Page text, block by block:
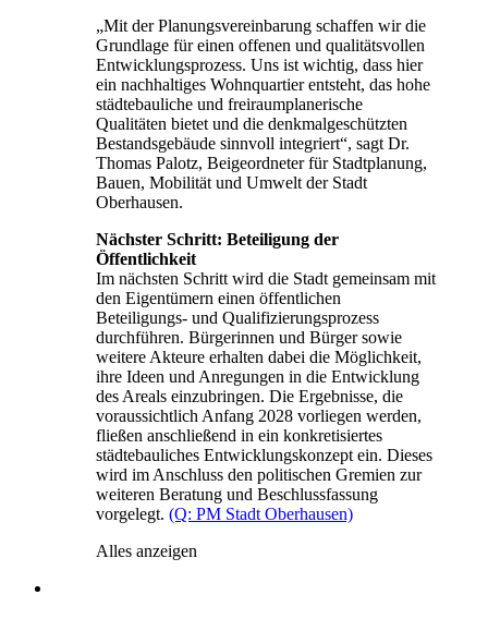
„Mit der Planungsvereinbarung schaffen wir die
Grundlage für einen offenen und qualitätsvollen
Entwicklungsprozess. Uns ist wichtig, dass hier
ein nachhaltiges Wohnquartier entsteht, das hohe
städtebauliche und freiraumplanerische
Qualitäten bietet und die denkmalgeschützten
Bestandsgebäude sinnvoll integriert“, sagt Dr.
Thomas Palotz, Beigeordneter für Stadtplanung,
Bauen, Mobilität und Umwelt der Stadt
Oberhausen.
Nächster Schritt: Beteiligung der
Öffentlichkeit
Im nächsten Schritt wird die Stadt gemeinsam mit
den Eigentümern einen öffentlichen
Beteiligungs- und Qualifizierungsprozess
durchführen. Bürgerinnen und Bürger sowie
weitere Akteure erhalten dabei die Möglichkeit,
ihre Ideen und Anregungen in die Entwicklung
des Areals einzubringen. Die Ergebnisse, die
voraussichtlich Anfang 2028 vorliegen werden,
fließen anschließend in ein konkretisiertes
städtebauliches Entwicklungskonzept ein. Dieses
wird im Anschluss den politischen Gremien zur
weiteren Beratung und Beschlussfassung
vorgelegt. (Q: PM Stadt Oberhausen)
Alles anzeigen